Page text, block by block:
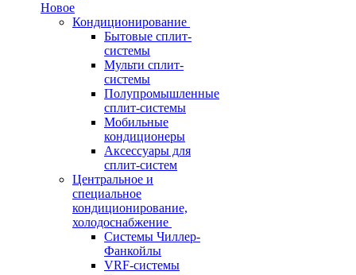
Новое
Кондиционирование
Бытовые сплит-
системы
Мульти сплит-
системы
Полупромышленные
сплит-системы
Мобильные
кондиционеры
Аксессуары для
сплит-систем
Центральное и
специальное
кондиционирование,
холодоснабжение
Системы Чиллер-
Фанкойлы
VRF-системы